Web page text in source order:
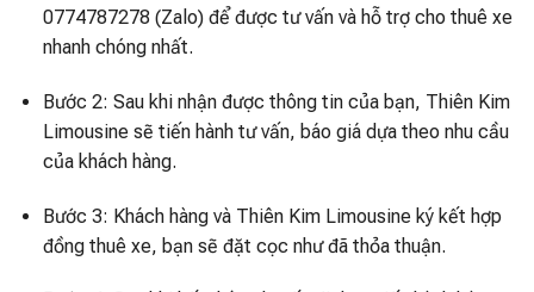
0774787278 (Zalo) để được tư vấn và hỗ trợ cho thuê xe
nhanh chóng nhất.
Bước 2: Sau khi nhận được thông tin của bạn, Thiên Kim
Limousine sẽ tiến hành tư vấn, báo giá dựa theo nhu cầu
của khách hàng.
Bước 3: Khách hàng và Thiên Kim Limousine ký kết hợp
đồng thuê xe, bạn sẽ đặt cọc như đã thỏa thuận.